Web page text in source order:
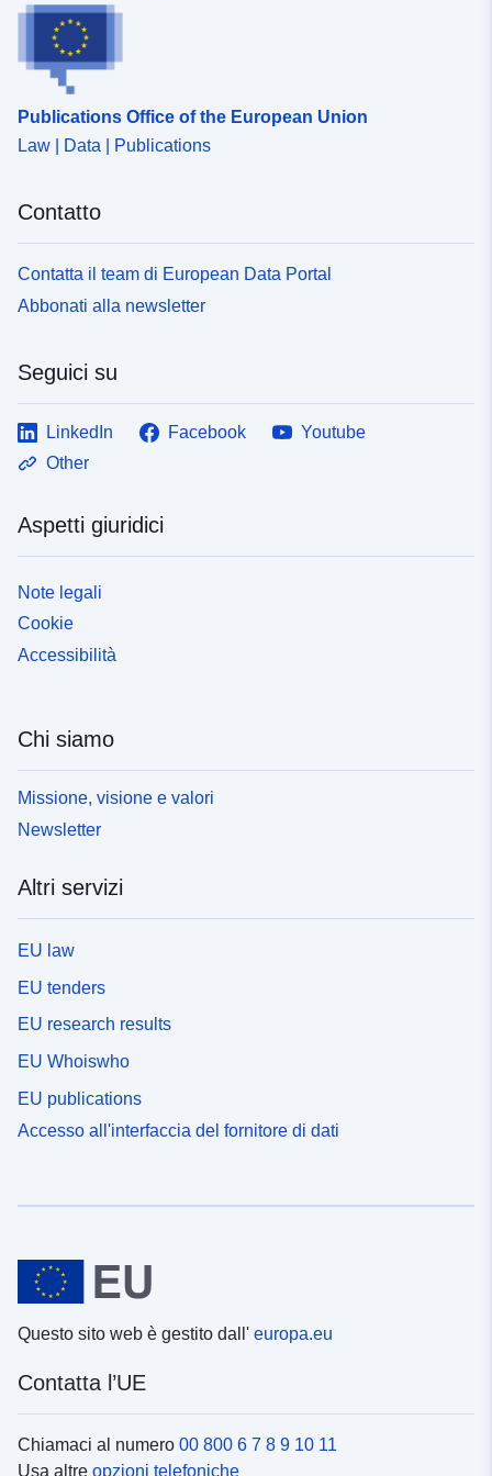
Publications Office of the European Union
Law | Data | Publications
Contatto
Contatta il team di European Data Portal
Abbonati alla newsletter
Seguici su
LinkedIn Facebook
Youtube
Other
Aspetti giuridici
Note legali
Cookie
Accessibilità
Chi siamo
Missione, visione e valori
Newsletter
Altri servizi
EU law
EU tenders
EU research results
EU Whoiswho
EU publications
Accesso all'interfaccia del fornitore di dati
Questo sito web è gestito dall' europa.eu
Contatta l’UE
Chiamaci al numero 00 800 6 7 8 9 10 11
Usa altre opzioni telefoniche